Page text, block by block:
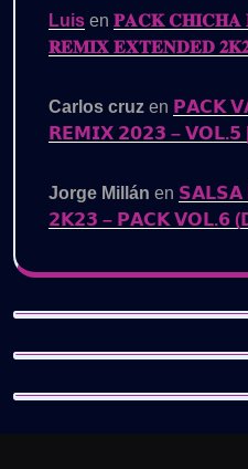
Luis en 𝐏𝐀𝐂𝐊 𝐂𝐇𝐈𝐂𝐇𝐀
𝐑𝐄𝐌𝐈𝐗 𝐄𝐗𝐓𝐄𝐍𝐃𝐄𝐃
Carlos cruz en 𝗣𝗔𝗖𝗞
𝗥𝗘𝗠𝗜𝗫 𝟮𝟬𝟮𝟯 –
Jorge Millán en 𝗦𝗔𝗟𝗦𝗔
𝟮𝗞𝟮𝟯 – 𝗣𝗔𝗖𝗞 𝗩𝗢𝗟.𝟲